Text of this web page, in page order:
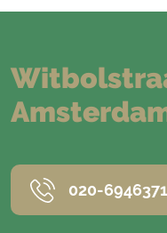
020-6946371